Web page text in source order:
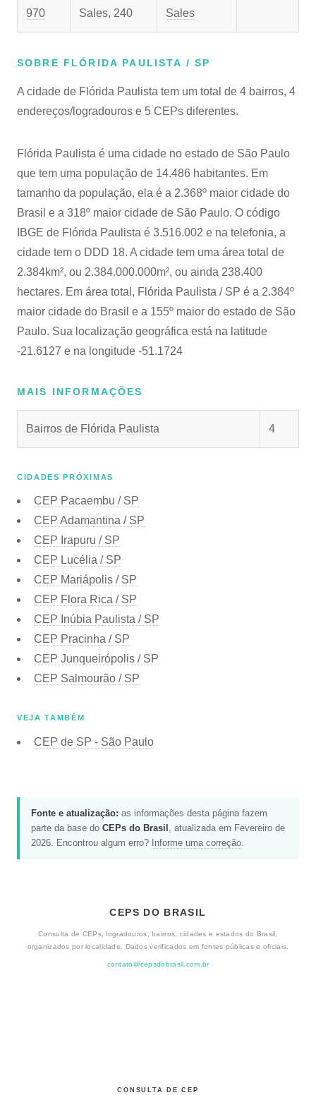
970 Sales, 240 Sales
SOBRE FLÓRIDA PAULISTA / SP
A cidade de Flórida Paulista tem um total de 4 bairros, 4
endereços/logradouros e 5 CEPs diferentes.
Flórida Paulista é uma cidade no estado de São Paulo
que tem uma população de 14.486 habitantes. Em
tamanho da população, ela é a 2.368º maior cidade do
Brasil e a 318º maior cidade de São Paulo. O código
IBGE de Flórida Paulista é 3.516.002 e na telefonia, a
cidade tem o DDD 18. A cidade tem uma área total de
2.384km², ou 2.384.000.000m², ou ainda 238.400
hectares. Em área total, Flórida Paulista / SP é a 2.384º
maior cidade do Brasil e a 155º maior do estado de São
Paulo. Sua localização geográfica está na latitude
-21.6127 e na longitude -51.1724
MAIS INFORMAÇÕES
Bairros de Flórida Paulista 4
CIDADES PRÓXIMAS
CEP Pacaembu / SP
CEP Adamantina / SP
CEP Irapuru / SP
CEP Lucélia / SP
CEP Mariápolis / SP
CEP Flora Rica / SP
CEP Inúbia Paulista / SP
CEP Pracinha / SP
CEP Junqueirópolis / SP
CEP Salmourão / SP
VEJA TAMBÉM
CEP de SP - São Paulo
Fonte e atualização: as informações desta página fazem
parte da base do CEPs do Brasil , atualizada em Fevereiro de
2026. Encontrou algum erro? Informe uma correção.
CEPS DO BRASIL
Consulta de CEPs, logradouros, bairros, cidades e estados do Brasil,
organizados por localidade. Dados verificados em fontes públicas e oficiais.
contato@cepsdobrasil.com.br
CONSULTA DE CEP